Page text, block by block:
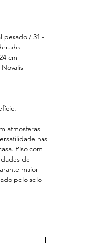
pesado / 31 -
cm
atmosferas
nas
Piso com
de
maior
pelo selo